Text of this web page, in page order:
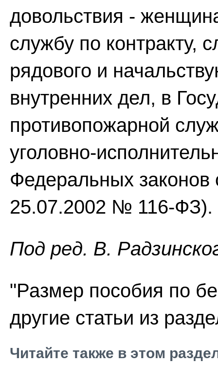
довольствия -
службу по контракту,
рядового и
внутренних дел, в
противопожарной
уголовно-
Федеральных
25.07.2002 № 116-ФЗ).
Пoд peд. В.
"Размер пособия по
другие статьи из
Читайте также в этом